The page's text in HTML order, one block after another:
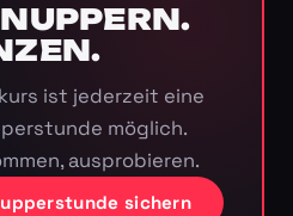
ist jederzeit eine
möglich.
ausprobieren.
sichern